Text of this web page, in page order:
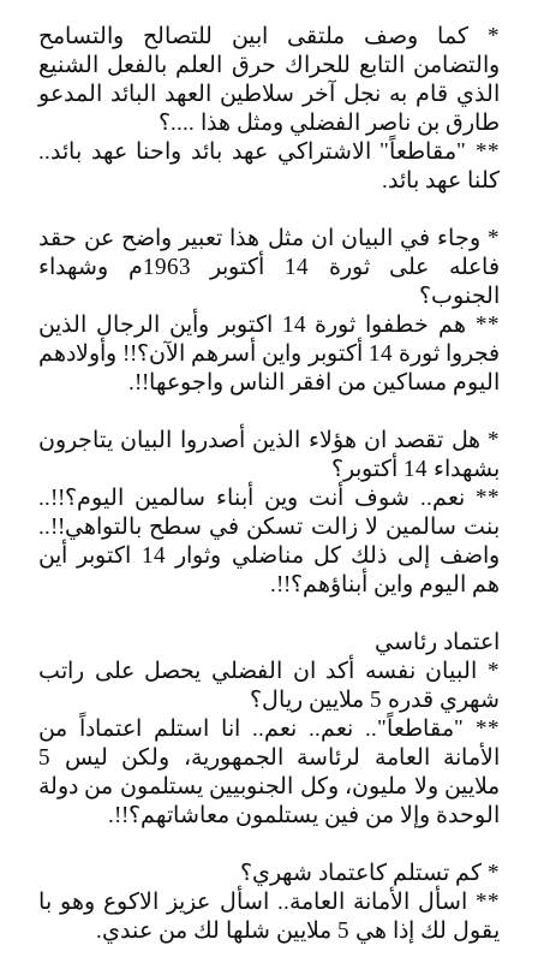
* كما وصف ملتقى ابين للتصالح والتسامح
والتضامن التابع للحراك حرق العلم بالفعل الشنيع
الذي قام به نجل آخر سلاطين العهد البائد المدعو
طارق بن ناصر الفضلي ومثل هذا ....؟
** "مقاطعاً" الاشتراكي عهد بائد واحنا عهد بائد..
كلنا عهد بائد.
* وجاء في البيان ان مثل هذا تعبير واضح عن حقد
فاعله على ثورة 14 أكتوبر 1963م وشهداء
الجنوب؟
** هم خطفوا ثورة 14 اكتوبر وأين الرجال الذين
فجروا ثورة 14 أكتوبر واين أسرهم الآن؟!! وأولادهم
اليوم مساكين من افقر الناس واجوعها!!.
* هل تقصد ان هؤلاء الذين أصدروا البيان يتاجرون
بشهداء 14 أكتوبر؟
** نعم.. شوف أنت وين أبناء سالمين اليوم؟!!..
بنت سالمين لا زالت تسكن في سطح بالتواهي!!..
واضف إلى ذلك كل مناضلي وثوار 14 اكتوبر أين
هم اليوم واين أبناؤهم؟!!.
اعتماد رئاسي
* البيان نفسه أكد ان الفضلي يحصل على راتب
شهري قدره 5 ملايين ريال؟
** "مقاطعاً".. نعم.. نعم.. انا استلم اعتماداً من
الأمانة العامة لرئاسة الجمهورية، ولكن ليس 5
ملايين ولا مليون، وكل الجنوبيين يستلمون من دولة
الوحدة وإلا من فين يستلمون معاشاتهم؟!!.
* كم تستلم كاعتماد شهري؟
** اسأل الأمانة العامة.. اسأل عزيز الاكوع وهو با
يقول لك إذا هي 5 ملايين شلها لك من عندي.